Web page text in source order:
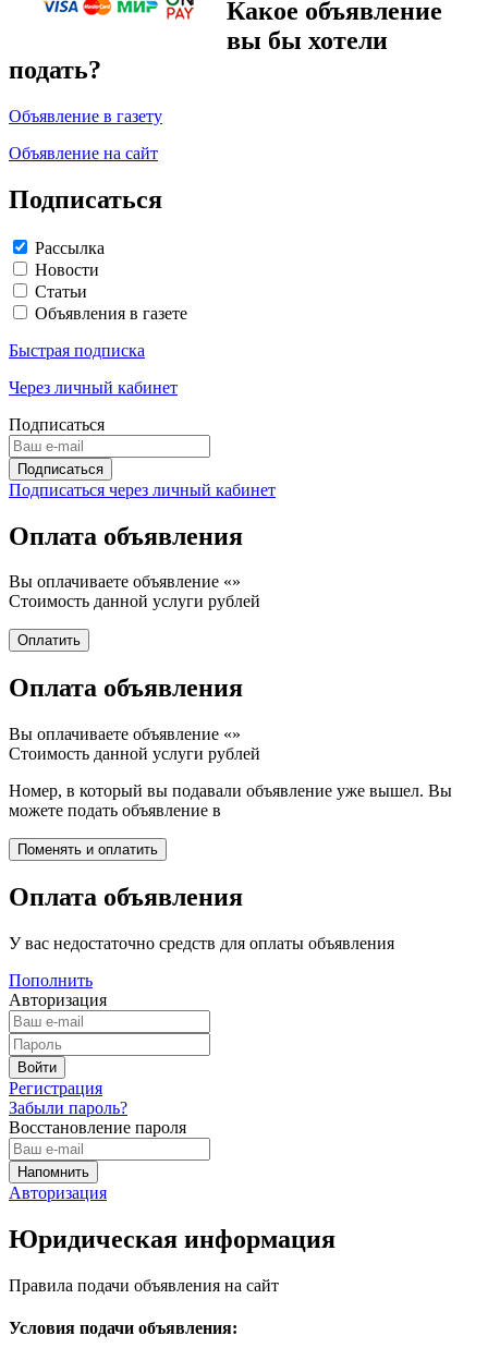
Какое объявление
вы бы хотели
подать?
Объявление в газету
Объявление на сайт
Подписаться
Рассылка
Новости
Статьи
Объявления в газете
Быстрая подписка
Через личный кабинет
Подписаться
Подписаться через личный кабинет
Оплата объявления
Вы оплачиваете объявление «»
Стоимость данной услуги рублей
Оплата объявления
Вы оплачиваете объявление «»
Стоимость данной услуги рублей
Номер, в который вы подавали объявление уже вышел. Вы
можете подать объявление в
Оплата объявления
У вас недостаточно средств для оплаты объявления
Пополнить
Авторизация
Регистрация
Забыли пароль?
Восстановление пароля
Авторизация
Юридическая информация
Правила подачи объявления на сайт
Условия подачи объявления: